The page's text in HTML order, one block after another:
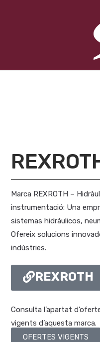
Marca REXROTH –
instrumentació: Una
sistemas hidráulicos,
Ofereix solucions
indústries.
REXROTH
Consulta l’apartat
vigents d’aquesta marca.
OFERTES VIGENTS